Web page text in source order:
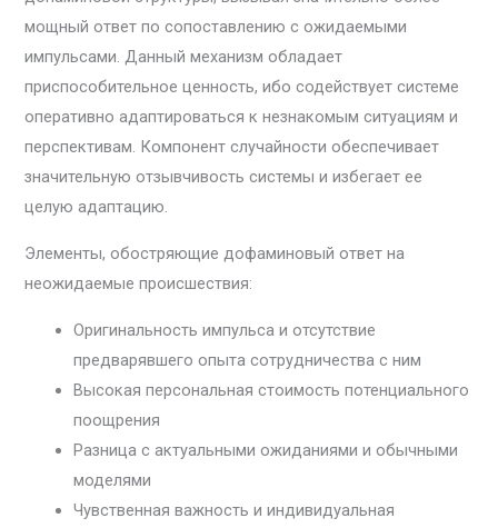
мощный ответ по сопоставлению с ожидаемыми
импульсами. Данный механизм обладает
приспособительное ценность, ибо содействует системе
оперативно адаптироваться к незнакомым ситуациям и
перспективам. Компонент случайности обеспечивает
значительную отзывчивость системы и избегает ее
целую адаптацию.
Элементы, обостряющие дофаминовый ответ на
неожидаемые происшествия:
Оригинальность импульса и отсутствие
предварявшего опыта сотрудничества с ним
Высокая персональная стоимость потенциального
поощрения
Разница с актуальными ожиданиями и обычными
моделями
Чувственная важность и индивидуальная